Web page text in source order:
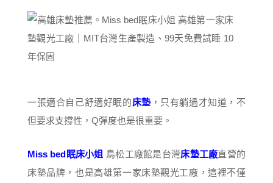
一張適合自己舒適好眠的床墊，只有躺過才知道，不
但要求支撐性，Q彈度也是很重要。
Miss bed眠床小姐 鳥松工廠館是台灣床墊工廠直營的
床墊品牌，也是高雄第一家床墊觀光工廠，這裡不僅